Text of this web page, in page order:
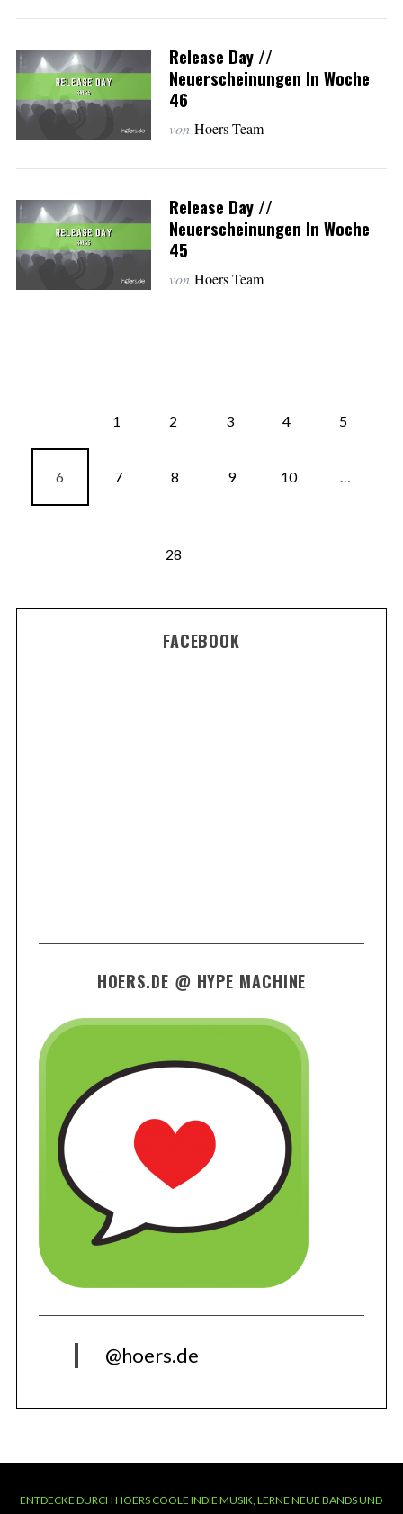
Release Day //
Neuerscheinungen In Woche
46
von Hoers Team
Release Day //
Neuerscheinungen In Woche
45
von Hoers Team
1 2 3 4 5
6 7 8 9 10 …
28
FACEBOOK
HOERS.DE @ HYPE MACHINE
@hoers.de
ENTDECKE DURCH HOERS COOLE INDIE MUSIK, LERNE NEUE BANDS UND